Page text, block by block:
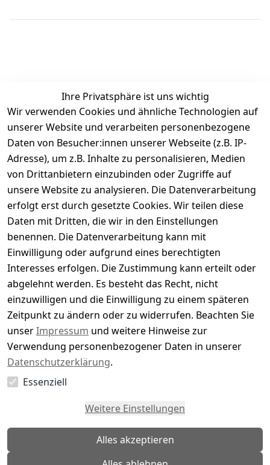
Kundenbewertungen
Durchschnittliche Bewertung
0
Basierend auf 0 Bewertung(en)
Bewertung abgeben
5
( 0 )
4
( 0 )
3
( 0 )
2
( 0 )
1
( 0 )
Es hat noch niemand eine Bewertung für diesen
Artikel abgegeben
Ihre Privatsphäre ist uns wichtig
Wir verwenden Cookies und ähnliche Technologien auf
unserer Website und verarbeiten personenbezogene
Daten von Besucher:innen unserer Webseite (z.B. IP-
Adresse), um z.B. Inhalte zu personalisieren, Medien
von Drittanbietern einzubinden oder Zugriffe auf
unsere Website zu analysieren. Die Datenverarbeitung
erfolgt erst durch gesetzte Cookies. Wir teilen diese
Daten mit Dritten, die wir in den Einstellungen
benennen. Die Datenverarbeitung kann mit
Einwilligung oder aufgrund eines berechtigten
Interesses erfolgen. Die Zustimmung kann erteilt oder
abgelehnt werden. Es besteht das Recht, nicht
einzuwilligen und die Einwilligung zu einem späteren
Zeitpunkt zu ändern oder zu widerrufen. Beachten Sie
unserImpressum und weitere Hinweise zur
Verwendung personenbezogener Daten in unserer
Datenschutzerklärung.
Essenziell
Weitere Einstellungen
Alles akzeptieren